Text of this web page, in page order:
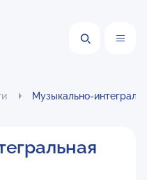
Музыкально-